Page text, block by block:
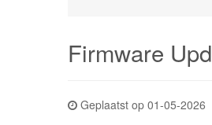
Firmware
Geplaatst op 01-05-2026